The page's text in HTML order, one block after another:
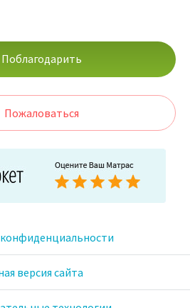
версия сайта
Поблагодарить
Пожаловаться